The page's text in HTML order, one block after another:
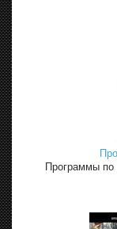
Программы по